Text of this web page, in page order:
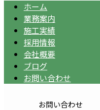
ホーム
業務案内
施工実績
採用情報
会社概要
ブログ
お問い合わせ
お問い合わせ